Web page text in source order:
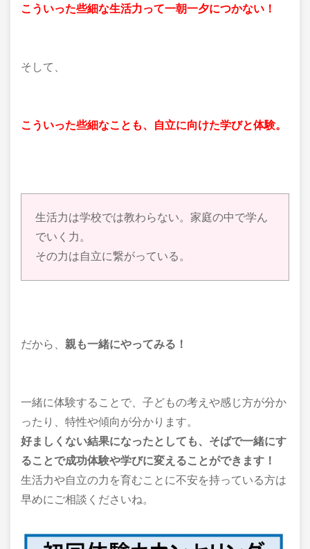
こういった些細な生活力って一朝一夕につかない！
そして、
こういった些細なことも、自立に向けた学びと体験。
生活力は学校では教わらない。家庭の中で学ん
でいく力。
その力は自立に繋がっている。
だから、 親も一緒にやってみる！
一緒に体験することで、子どもの考えや感じ方が分か
ったり、特性や傾向が分かります。
好ましくない結果になったとしても、 そばで一緒にす
ることで成功体験や学びに変えることができます！
生活力や自立の力を育むことに不安を持っている方は
早めにご相談くださいね。